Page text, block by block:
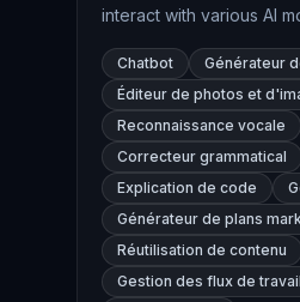
interact with various AI
Chatbot Générateur
Éditeur de photos et
Reconnaissance vocale
Correcteur grammatical
Explication de code
Générateur de plans
Réutilisation de contenu
Gestion des flux de travail